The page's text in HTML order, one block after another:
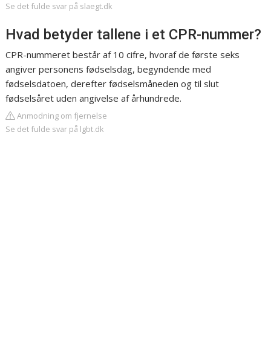
Se det fulde svar på slaegt.dk
Hvad betyder tallene i et CPR-nummer?
CPR-nummeret består af 10 cifre, hvoraf de første seks
angiver personens fødselsdag, begyndende med
fødselsdatoen, derefter fødselsmåneden og til slut
fødselsåret uden angivelse af århundrede.
Anmodning om fjernelse
Se det fulde svar på lgbt.dk